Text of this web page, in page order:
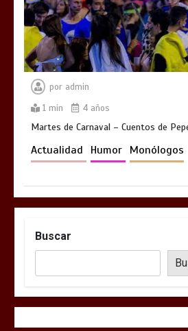
por admin
1 min
4 años
Martes de Carnaval – Cuentos de
Actualidad Humor Monólogos
Buscar